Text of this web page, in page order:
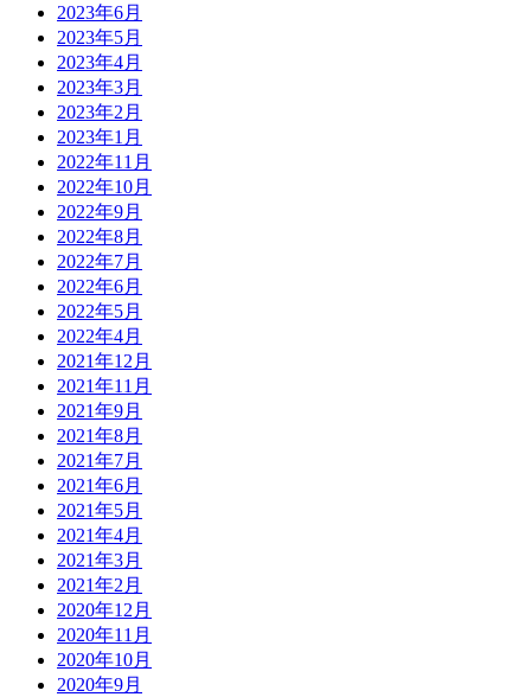
2023年6月
2023年5月
2023年4月
2023年3月
2023年2月
2023年1月
2022年11月
2022年10月
2022年9月
2022年8月
2022年7月
2022年6月
2022年5月
2022年4月
2021年12月
2021年11月
2021年9月
2021年8月
2021年7月
2021年6月
2021年5月
2021年4月
2021年3月
2021年2月
2020年12月
2020年11月
2020年10月
2020年9月